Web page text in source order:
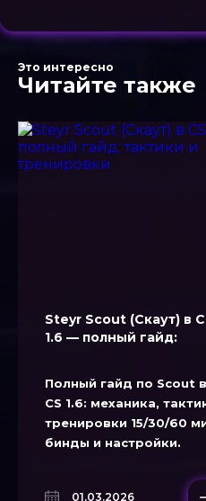
Это интересно
Читайте также
Steyr Scout (Скаут) в
1.6 — полный гайд:
Полный гайд по Scout в
CS 1.6: механика,
тренировки 15/30/60
бинды и настройки.
01.03.2026